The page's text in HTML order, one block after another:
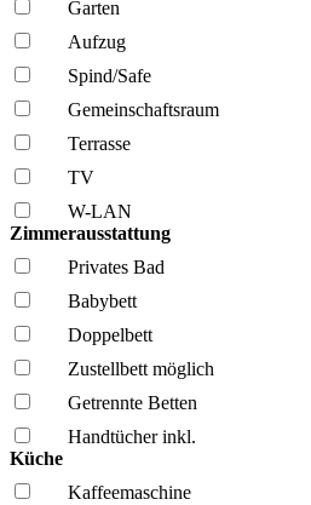
Garten
Aufzug
Spind/Safe
Gemeinschafts­raum
Terrasse
TV
W-LAN
Zimmerausstattung
Privates Bad
Babybett
Doppelbett
Zustellbett möglich
Getrennte Betten
Handtücher inkl.
Küche
Kaffee­maschine